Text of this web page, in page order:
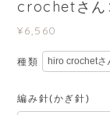
crochetさん
¥6,560
種類
編み針(かぎ針)